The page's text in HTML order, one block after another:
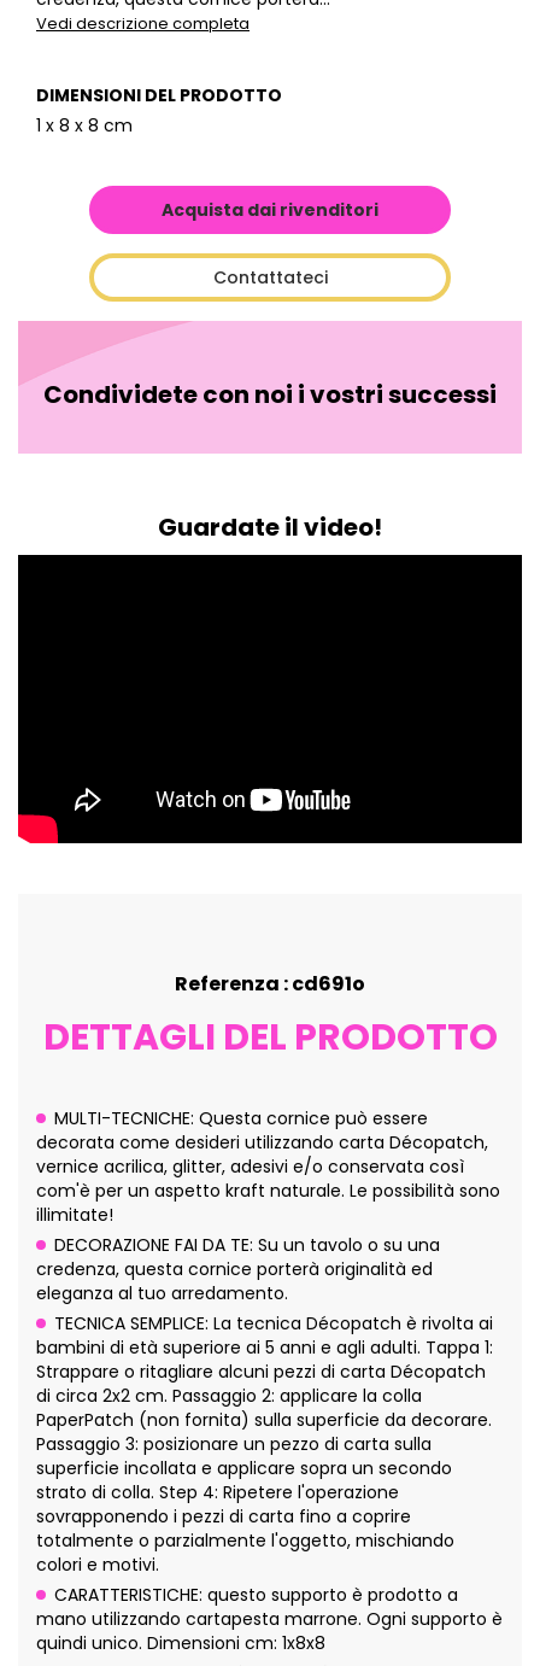
Vedi descrizione completa
DIMENSIONI DEL PRODOTTO
1 x 8 x 8 cm
Acquista dai rivenditori
Contattateci
Condividete con noi i vostri successi
Guardate il video!
Referenza : cd691o
DETTAGLI DEL PRODOTTO
MULTI-TECNICHE: Questa cornice può essere
decorata come desideri utilizzando carta Décopatch,
vernice acrilica, glitter, adesivi e/o conservata così
com'è per un aspetto kraft naturale. Le possibilità sono
illimitate!
DECORAZIONE FAI DA TE: Su un tavolo o su una
credenza, questa cornice porterà originalità ed
eleganza al tuo arredamento.
TECNICA SEMPLICE: La tecnica Décopatch è rivolta ai
bambini di età superiore ai 5 anni e agli adulti. Tappa 1:
Strappare o ritagliare alcuni pezzi di carta Décopatch
di circa 2x2 cm. Passaggio 2: applicare la colla
PaperPatch (non fornita) sulla superficie da decorare.
Passaggio 3: posizionare un pezzo di carta sulla
superficie incollata e applicare sopra un secondo
strato di colla. Step 4: Ripetere l'operazione
sovrapponendo i pezzi di carta fino a coprire
totalmente o parzialmente l'oggetto, mischiando
colori e motivi.
CARATTERISTICHE: questo supporto è prodotto a
mano utilizzando cartapesta marrone. Ogni supporto è
quindi unico. Dimensioni cm: 1x8x8